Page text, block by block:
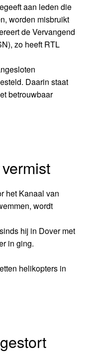
aan leden die
worden misbruikt
de Vervangend
zo heeft RTL
Daarin staat
betrouwbaar
het Kanaal van
wordt
hij in Dover met
in ging.
helikopters in